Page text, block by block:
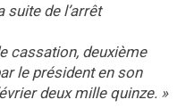
de l’arrêt
cassation, deuxième
le président en son
deux mille quinze. »